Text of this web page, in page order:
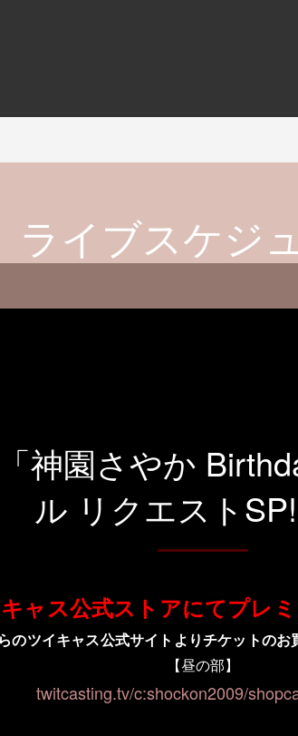
ライブスケジ
神園さやか
ル リクエスト
ャス公式ストアにてプレミ
のツイキャス公式サイトよりチケットのお
【昼の部】
twitcasting.tv/c:shockon2009/